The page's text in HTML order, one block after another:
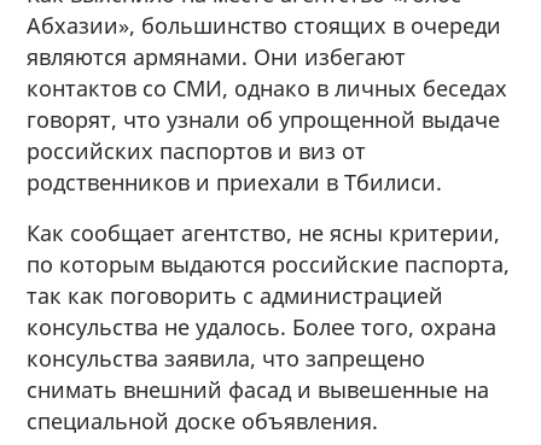
Абхазии», большинство стоящих в очереди
являются армянами. Они избегают
контактов со СМИ, однако в личных беседах
говорят, что узнали об упрощенной выдаче
российских паспортов и виз от
родственников и приехали в Тбилиси.
Как сообщает агентство, не ясны критерии,
по которым выдаются российские паспорта,
так как поговорить с администрацией
консульства не удалось. Более того, охрана
консульства заявила, что запрещено
снимать внешний фасад и вывешенные на
специальной доске объявления.